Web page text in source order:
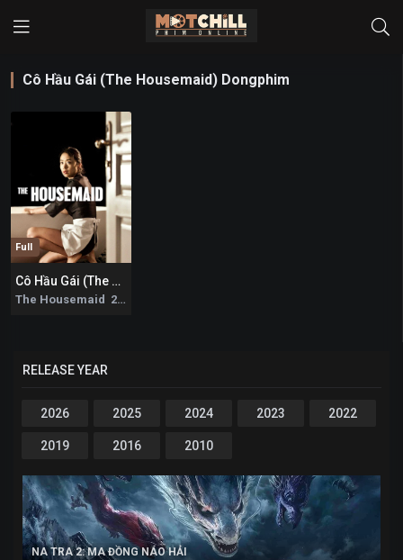
Cô Hầu Gái (The Housemaid) Dongphim
Full
7.7
Cô Hầu Gái (The Housemaid)
The Housemaid 2010
RELEASE YEAR
2026 2025 2024 2023 2022
2019 2016 2010
NA TRA 2: MA ĐỒNG NÁO HẢI